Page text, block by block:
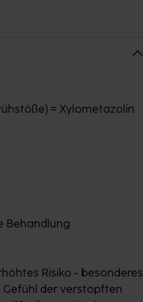
wie
So können Sie
Nach dem Öffnen
= Xylometazolin
Behandlung
Risiko - besonderes
Gefühl der verstopften